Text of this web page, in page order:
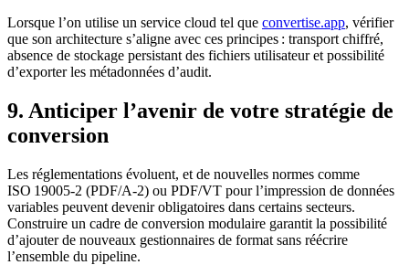
Lorsque l’on utilise un service cloud tel que convertise.app, vérifier
que son architecture s’aligne avec ces principes : transport chiffré,
absence de stockage persistant des fichiers utilisateur et possibilité
d’exporter les métadonnées d’audit.
9. Anticiper l’avenir de votre stratégie de
conversion
Les réglementations évoluent, et de nouvelles normes comme
ISO 19005‑2 (PDF/A‑2) ou PDF/VT pour l’impression de données
variables peuvent devenir obligatoires dans certains secteurs.
Construire un cadre de conversion modulaire garantit la possibilité
d’ajouter de nouveaux gestionnaires de format sans réécrire
l’ensemble du pipeline.